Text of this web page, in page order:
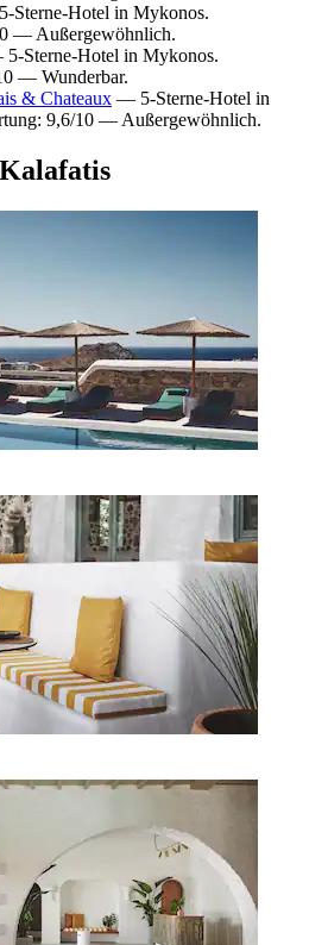
Sterne-Hotel in Mykonos.
— Außergewöhnlich.
Sterne-Hotel in Mykonos.
— Wunderbar.
& Chateaux — 5-Sterne-Hotel in
9,6/10 — Außergewöhnlich.